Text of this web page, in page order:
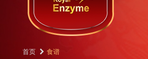
首页 食谱